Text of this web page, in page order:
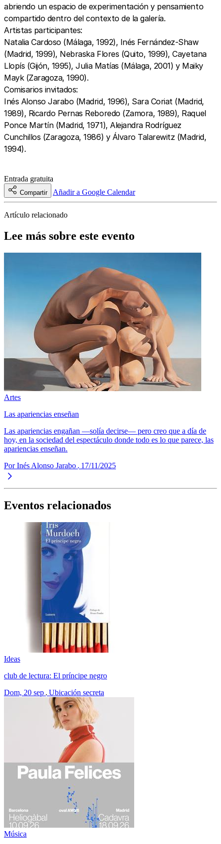
abriendo un espacio de experimentación y pensamiento
compartido dentro del contexto de la galería.
Artistas participantes:
Natalia Cardoso (Málaga, 1992), Inés Fernández-Shaw
(Madrid, 1999), Nebraska Flores (Quito, 1999), Cayetana
Llopís (Gijón, 1995), Julia Matías (Málaga, 2001) y Maiky
Mayk (Zaragoza, 1990).
Comisarios invitados:
Inés Alonso Jarabo (Madrid, 1996), Sara Coriat (Madrid,
1989), Ricardo Pernas Reboredo (Zamora, 1989), Raquel
Ponce Martín (Madrid, 1971), Alejandra Rodríguez
Cunchillos (Zaragoza, 1986) y Álvaro Talarewitz (Madrid,
1994).
Entrada gratuita
Compartir Añadir a Google Calendar
Artículo relacionado
Lee más sobre este evento
Artes
Las apariencias enseñan
Las apariencias engañan —solía decirse— pero creo que a día de
hoy, en la sociedad del espectáculo donde todo es lo que parece, las
apariencias enseñan.
Por Inés Alonso Jarabo
17/11/2025
Eventos relacionados
Ideas
club de lectura: El príncipe negro
Dom, 20 sep Ubicación secreta
Música